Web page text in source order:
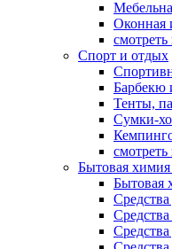
Оконная
смотреть
Спорт и отдых
Барбекю
Тенты,
Сумки-
смотреть
Бытовая химия
Бытовая